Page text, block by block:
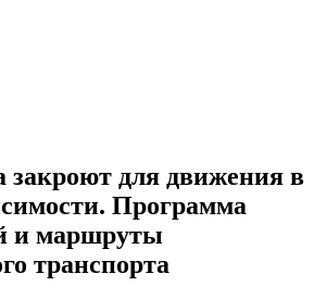
закроют для движения в
Программа
и маршруты
транспорта